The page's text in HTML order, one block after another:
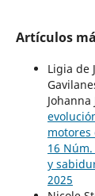
Artículos
Ligia de
Johanna
motores
16
y
2025